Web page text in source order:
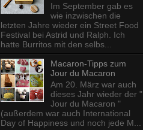
Im September gab es
wie inzwischen die
letzten Jahre wieder ein Street Food
Festival bei Astrid und Ralph. Ich
hatte Burritos mit den selbs...
Macaron-Tipps zum
Jour du Macaron
Am 20. März war auch
dieses Jahr wieder der "
Jour du Macaron "
(außerdem war auch International
Day of Happiness und noch jede M...